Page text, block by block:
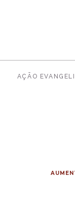
AÇÃO